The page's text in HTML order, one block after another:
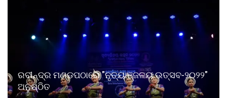
ରବୀନ୍ଦ୍ର ମଣ୍ଡପଠାରେ "ନୃତ୍ୟାଞ୍ଜଳୟ ଉତ୍ସବ-୨୦୨୨"
ଅନୁଷ୍ଠିତ